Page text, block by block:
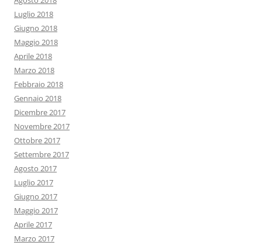
Luglio 2018
Giugno 2018
Maggio 2018
Aprile 2018
Marzo 2018
Febbraio 2018
Gennaio 2018
Dicembre 2017
Novembre 2017
Ottobre 2017
Settembre 2017
Agosto 2017
Luglio 2017
Giugno 2017
Maggio 2017
Aprile 2017
Marzo 2017